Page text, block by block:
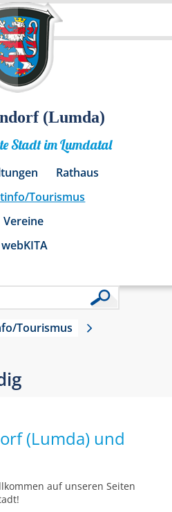
(Lumda)
Stadt im Lumdatal
Rathaus
Tourismus
Vereine
webKITA
Tourismus
(Lumda) und
auf unseren Seiten